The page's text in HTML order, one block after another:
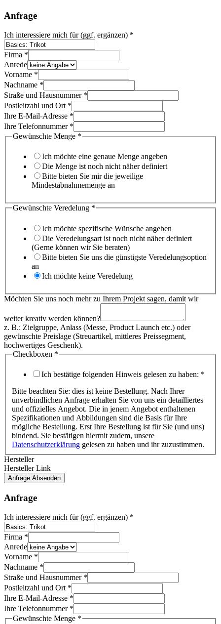
Anfrage
Ich interessiere mich für (ggf. ergänzen) *
Firma *
Anrede
Vorname *
Nachname *
Straße und Hausnummer *
Postleitzahl und Ort *
Ihre E-Mail-Adresse *
Ihre Telefonnummer *
Ich
kreativ
Gewünschte Menge *
Ich möchte eine genaue Menge angeben
Die Menge ist noch nicht näher definiert
Bitte bieten Sie mir die jeweilige
Mindestabnahmemenge an
Gewünschte Veredelung *
Ich möchte spezifische Wünsche angeben
Die Veredelungsart ist noch nicht näher definiert
(Gerne können wir Sie beraten)
Bitte bieten Sie uns die günstigste Veredelungsoption
an
Ich möchte keine Veredelung
Möchten Sie uns noch mehr zu Ihrem Projekt sagen, damit wir
weiter kreativ werden können?
z. B.: Zielgruppe, Anlass (Messe, Product Launch etc.) oder
gewünschte Preislage (Streuartikel, mittleres Preissegment,
hochwertiges Geschenk).
Checkboxen *
Ich bestätige folgenden Hinweis gelesen zu haben: *
Bitte beachten Sie: dies ist keine Bestellung. Nach Ihrer
unverbindlichen Anfrage erhalten Sie von uns ein detailliertes
und offizielles Angebot. Die in jenem Angebot enthaltenen
Spezifikationen und Abbildungen sind die Basis für Ihre
mögliche Bestellung. Erst Ihre Bestellung ist für Sie (und uns)
bindend. Sie bestätigen hiermit zudem, unsere
Datenschutzerklärung gelesen zu haben und ihr zuzustimmen.
Hersteller
Hersteller Link
Anfrage Absenden
Anfrage
Ich interessiere mich für (ggf. ergänzen) *
Gewünschte
Gewünschte
Nachname
Firma *
Anrede
Vorname *
Nachname *
Straße und Hausnummer *
Postleitzahl und Ort *
Ihre E-Mail-Adresse *
Ihre Telefonnummer *
Gewünschte Menge *